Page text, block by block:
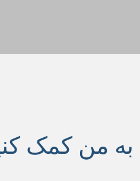
به من کمک